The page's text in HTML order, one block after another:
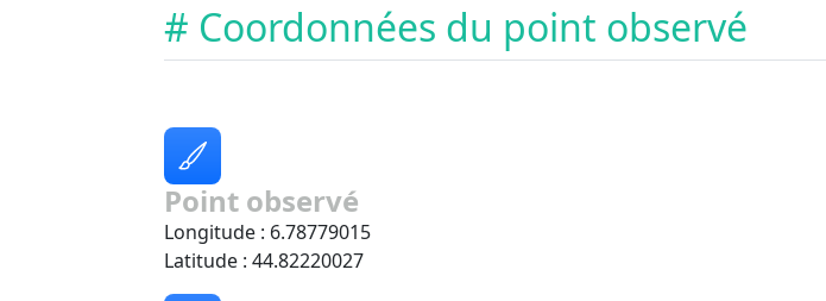
# Coordonnées du point observé
Point observé
Longitude : 6.78779015
Latitude : 44.82220027